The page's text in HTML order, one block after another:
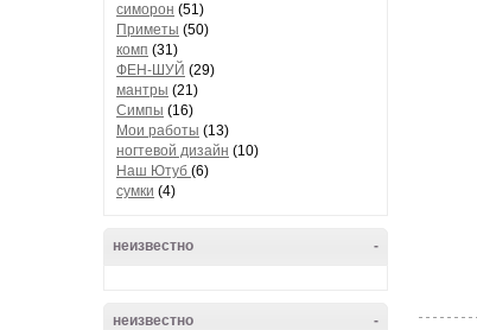
симорон (51)
Приметы (50)
комп (31)
ФЕН-ШУЙ (29)
мантры (21)
Симпы (16)
Мои работы (13)
ногтевой дизайн (10)
Наш Ютуб (6)
сумки (4)
-
неизвестно
-
неизвестно